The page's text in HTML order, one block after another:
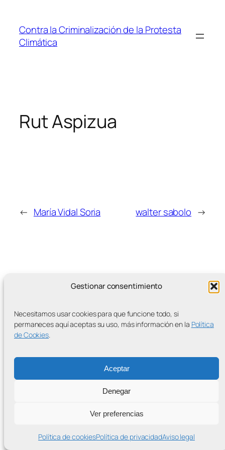
Gestionar consentimiento
Necesitamos usar cookies para que funcione todo, si
permaneces aquí aceptas su uso, más información en la Política
de Cookies.
Aceptar
Denegar
Ver preferencias
Política de cookiesPolítica de privacidadAviso legal
contenido
Contra la Criminalización de la Protesta
Climática
Rut Aspizua
← María Vidal Soria walter sabolo →
MÁS ENTRADAS
Contra la Criminalización de la Protesta Climática
Proudly powered byWordPress